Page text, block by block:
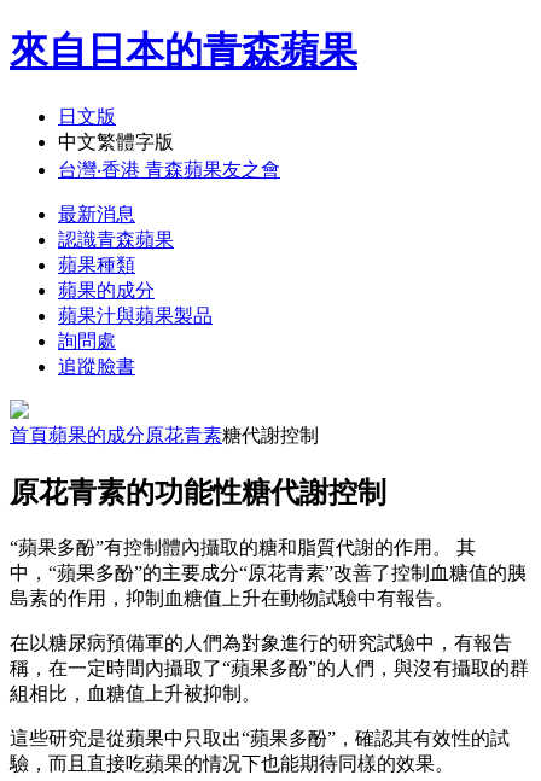
來自日本的青森蘋果
日文版
中文繁體字版
台灣‧香港 青森蘋果友之會
最新消息
認識青森蘋果
蘋果種類
蘋果的成分
蘋果汁與蘋果製品
詢問處
追蹤臉書
首頁蘋果的成分原花青素糖代謝控制
原花青素的功能性糖代謝控制
“蘋果多酚”有控制體內攝取的糖和脂質代謝的作用。 其
中，“蘋果多酚”的主要成分“原花青素”改善了控制血糖值的胰
島素的作用，抑制血糖值上升在動物試驗中有報告。
在以糖尿病預備軍的人們為對象進行的研究試驗中，有報告
稱，在一定時間內攝取了“蘋果多酚”的人們，與沒有攝取的群
組相比，血糖值上升被抑制。
這些研究是從蘋果中只取出“蘋果多酚”，確認其有效性的試
驗，而且直接吃蘋果的情况下也能期待同樣的效果。